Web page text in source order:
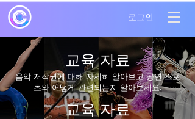
로그인
교육 자료
음악 저작권에 대해 자세히 알아보고 공연 스포
츠와 어떻게 관련되는지 알아보세요.
교육 자료